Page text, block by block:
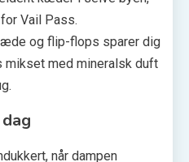
Vail Pass.
og flip-flops sparer dig
mikset med mineralsk duft
når dampen